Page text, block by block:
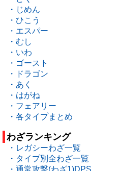
・じめん
・ひこう
・エスパー
・むし
・いわ
・ゴースト
・ドラゴン
・あく
・はがね
・フェアリー
・各タイプまとめ
わざランキング
・レガシーわざ一覧
・タイプ別全わざ一覧